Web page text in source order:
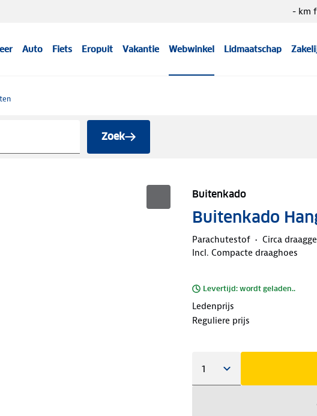
Auto Fiets Eropuit Vakantie Webwinkel Lidmaatschap
- km
Zoek
Buitenkado
Buitenkado
Parachutestof Circa
Incl. Compacte draaghoes
Levertijd: wordt geladen..
Ledenprijs
Reguliere prijs